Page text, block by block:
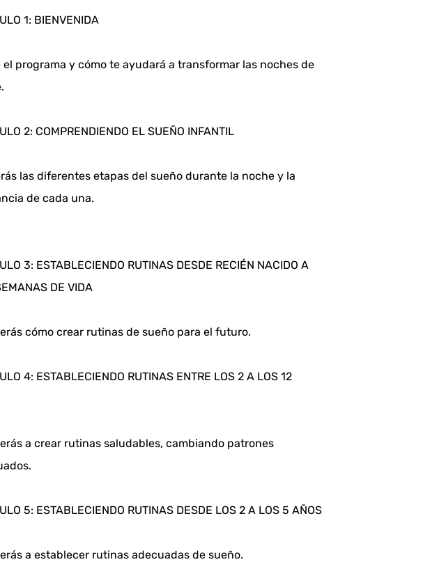
1: BIENVENIDA
el programa y cómo te ayudará a transformar las noches de
2: COMPRENDIENDO EL SUEÑO INFANTIL
las diferentes etapas del sueño durante la noche y la
de cada una.
3: ESTABLECIENDO RUTINAS DESDE RECIÉN NACIDO A
DE VIDA
cómo crear rutinas de sueño para el futuro.
4: ESTABLECIENDO RUTINAS ENTRE LOS 2 A LOS 12
a crear rutinas saludables, cambiando patrones
5: ESTABLECIENDO RUTINAS DESDE LOS 2 A LOS 5 AÑOS
a establecer rutinas adecuadas de sueño.